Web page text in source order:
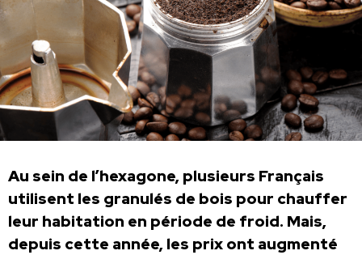
Au sein de l’hexagone, plusieurs Français
utilisent les granulés de bois pour chauffer
leur habitation en période de froid. Mais,
depuis cette année, les prix ont augmenté